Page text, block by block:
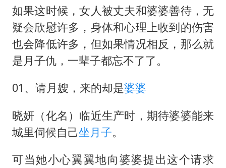
灌溉水坝被隔成鱼塘 村民投诉20余年
萌娃帮爷爷脱玉米 卖力干活超可爱
奋力开创中国式现代化建设新局面
如果这时候，女人被丈夫和婆婆善待，无
疑会欣慰许多，身体和心理上收到的伤害
也会降低许多，但如果情况相反，那么就
是月子仇，一辈子都忘不了了。
01、请月嫂，来的却是婆婆
晓妍（化名）临近生产时，期待婆婆能来
城里伺候自己坐月子。
可当她小心翼翼地向婆婆提出这个请求